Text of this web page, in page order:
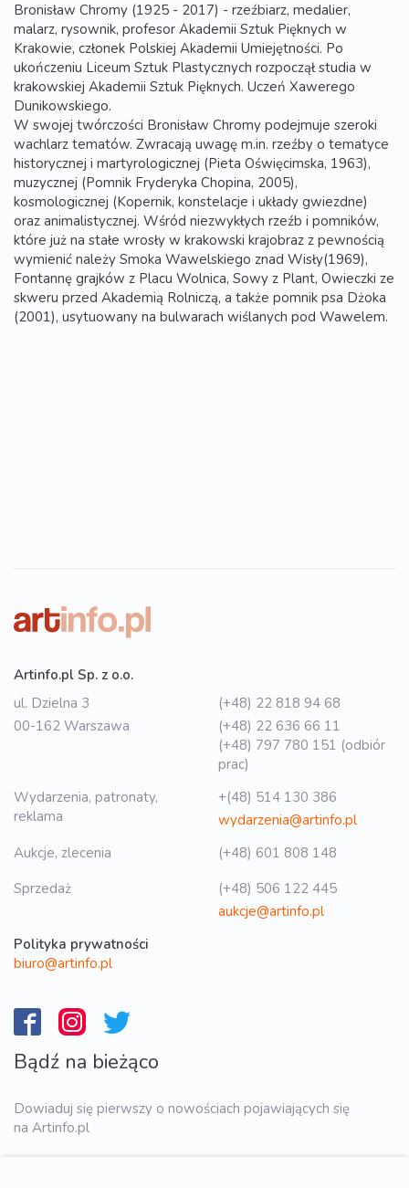
Bronisław Chromy (1925 - 2017) - rzeźbiarz, medalier,
malarz, rysownik, profesor Akademii Sztuk Pięknych w
Krakowie, członek Polskiej Akademii Umiejętności. Po
ukończeniu Liceum Sztuk Plastycznych rozpoczął studia w
krakowskiej Akademii Sztuk Pięknych. Uczeń Xawerego
Dunikowskiego.
W swojej twórczości Bronisław Chromy podejmuje szeroki
wachlarz tematów. Zwracają uwagę m.in. rzeźby o tematyce
historycznej i martyrologicznej (Pieta Oświęcimska, 1963),
muzycznej (Pomnik Fryderyka Chopina, 2005),
kosmologicznej (Kopernik, konstelacje i układy gwiezdne)
oraz animalistycznej. Wśród niezwykłych rzeźb i pomników,
które już na stałe wrosły w krakowski krajobraz z pewnością
wymienić należy Smoka Wawelskiego znad Wisły(1969),
Fontannę grajków z Placu Wolnica, Sowy z Plant, Owieczki ze
skweru przed Akademią Rolniczą, a także pomnik psa Dżoka
(2001), usytuowany na bulwarach wiślanych pod Wawelem.
Artinfo.pl Sp. z o.o.
ul. Dzielna 3
00-162 Warszawa
(+48) 22 818 94 68
(+48) 22 636 66 11
(+48) 797 780 151 (odbiór
prac)
Wydarzenia, patronaty,
reklama
+(48) 514 130 386
wydarzenia@artinfo.pl
Aukcje, zlecenia
(+48) 601 808 148
Sprzedaż
(+48) 506 122 445
aukcje@artinfo.pl
Polityka prywatności
biuro@artinfo.pl
Bądź na bieżąco
Dowiaduj się pierwszy o nowościach pojawiających się
na Artinfo.pl